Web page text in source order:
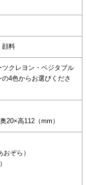
顔料
クレヨン・ベジタブル
4色からお選びくださ
20×高112（mm）
ぞら）